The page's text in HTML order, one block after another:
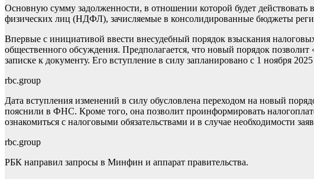
Основную сумму задолженности, в отношении которой будет действовать
физических лиц (НДФЛ), зачисляемые в консолидированные бюджеты
Впервые с инициативой ввести внесудебный порядок взыскания
общественного обсуждения. Предполагается, что новый порядок
записке к документу. Его вступление в силу запланировано с 1 ноября 2025
rbc.group
Дата вступления изменений в силу обусловлена переходом на новый
пояснили в ФНС. Кроме того, она позволит проинформировать
ознакомиться с налоговыми обязательствами и в случае необходимости
rbc.group
РБК направил запросы в Минфин и аппарат правительства.